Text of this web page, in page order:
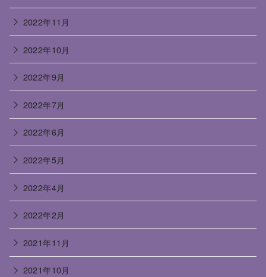
2022年11月
2022年10月
2022年9月
2022年7月
2022年6月
2022年5月
2022年4月
2022年2月
2021年11月
2021年10月